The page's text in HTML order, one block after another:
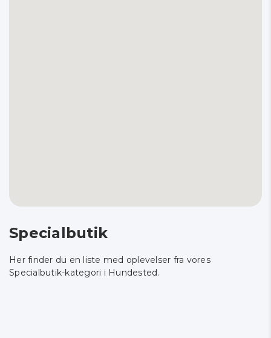
Specialbutik
Her finder du en liste med oplevelser fra vores
Specialbutik-kategori i Hundested.